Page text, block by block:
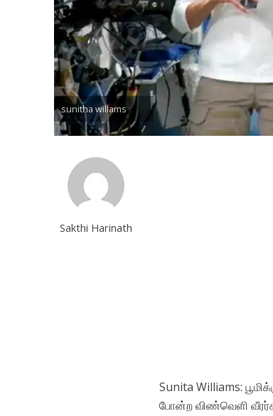
sunitha willams
Sakthi Harinath
Sunita Williams:
போன்ற விண்வெளி